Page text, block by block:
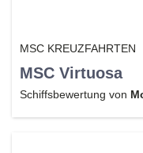
MSC KREUZFAHRTEN
MSC Virtuosa
Schiffsbewertung von